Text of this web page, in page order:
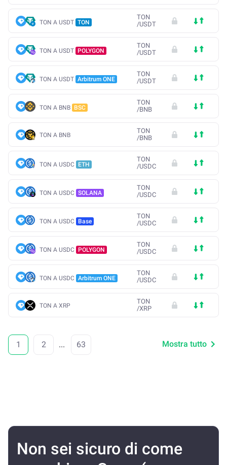
TON A USDT TON
TON
/USDT
TON A USDT POLYGON
TON
/USDT
TON A USDT Arbitrum ONE
TON
/USDT
TON A BNB BSC
TON
/BNB
TON A BNB
TON
/BNB
TON A USDC ETH
TON
/USDC
TON A USDC SOLANA
TON
/USDC
TON A USDC Base
TON
/USDC
TON A USDC POLYGON
TON
/USDC
TON A USDC Arbitrum ONE
TON
/USDC
TON A XRP
TON
/XRP
1 2 ... 63 Mostra tutto
Non sei sicuro di come